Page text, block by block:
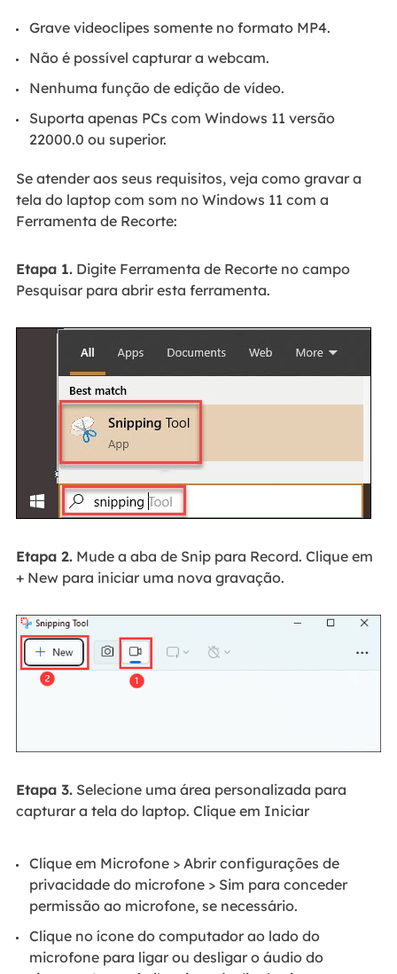
Grave videoclipes somente no formato MP4.
Não é possível capturar a webcam.
Nenhuma função de edição de vídeo.
Suporta apenas PCs com Windows 11 versão
22000.0 ou superior.
Se atender aos seus requisitos, veja como gravar a
tela do laptop com som no Windows 11 com a
Ferramenta de Recorte:
Etapa 1.Digite Ferramenta de Recorte no campo
Pesquisar para abrir esta ferramenta.
Etapa 2.Mude a aba de Snip para Record. Clique em
+ New para iniciar uma nova gravação.
Etapa 3.Selecione uma área personalizada para
capturar a tela do laptop. Clique em Iniciar
Clique em Microfone > Abrir configurações de
privacidade do microfone > Sim para conceder
permissão ao microfone, se necessário.
Clique no ícone do computador ao lado do
microfone para ligar ou desligar o áudio do